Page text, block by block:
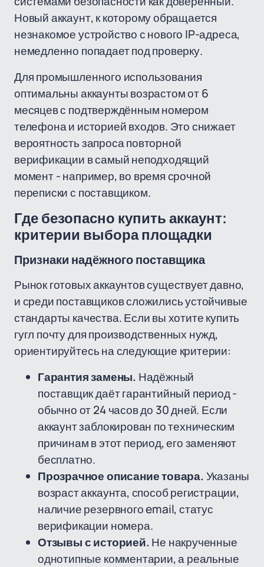
Новый аккаунт, к которому обращается
незнакомое устройство с нового IP-адреса,
немедленно попадает под проверку.
Для промышленного использования
оптимальны аккаунты возрастом от 6
месяцев с подтверждённым номером
телефона и историей входов. Это снижает
вероятность запроса повторной
верификации в самый неподходящий
момент - например, во время срочной
переписки с поставщиком.
Где безопасно купить аккаунт:
критерии выбора площадки
Признаки надёжного поставщика
Рынок готовых аккаунтов существует давно,
и среди поставщиков сложились устойчивые
стандарты качества. Если вы хотите купить
гугл почту для производственных нужд,
ориентируйтесь на следующие критерии:
Гарантия замены. Надёжный
поставщик даёт гарантийный период -
обычно от 24 часов до 30 дней. Если
аккаунт заблокирован по техническим
причинам в этот период, его заменяют
бесплатно.
Прозрачное описание товара. Указаны
возраст аккаунта, способ регистрации,
наличие резервного email, статус
верификации номера.
Отзывы с историей. Не накрученные
однотипные комментарии, а реальные